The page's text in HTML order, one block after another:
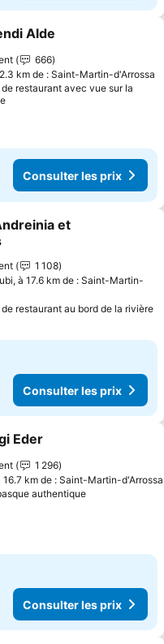
à mes favoris
Alde
666
km de : Saint-Martin-d'Arrossa
de restaurant avec vue sur la
Consulter les prix
à mes favoris
et
les prix
1 108
à 17.6 km de : Saint-Martin-
de restaurant au bord de la rivière
Consulter les prix
à mes favoris
Eder
1 296
16.7 km de : Saint-Martin-d'Arrossa
authentiqueConsulter
Consulter les prix